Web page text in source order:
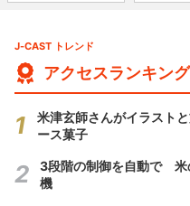
J-CAST トレンド
アクセスランキング
米津玄師さんがイラスト
ース菓子
3段階の制御を自動で 米
機